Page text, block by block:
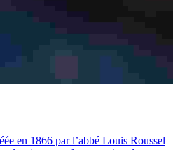
en 1866 par l’abbé Louis Roussel